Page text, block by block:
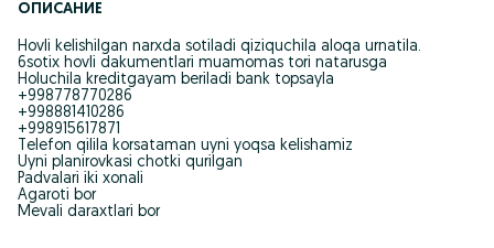
ОПИСАНИЕ
Hovli kelishilgan narxda sotiladi qiziquchila aloqa urnatila.
6sotix hovli dakumentlari muamomas tori natarusga
Holuchila kreditgayam beriladi bank topsayla
+998778770286
+998881410286
+998915617871
Telefon qilila korsataman uyni yoqsa kelishamiz
Uyni planirovkasi chotki qurilgan
Padvalari iki xonali
Agaroti bor
Mevali daraxtlari bor